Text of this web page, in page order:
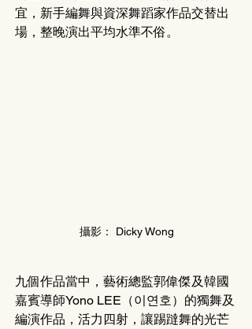
宜，新手編舞與資深舞蹈家作品交替出
場，整晚演出平均水準不俗。
攝影： Dicky Wong
九個作品當中，藝術總監郭偉傑及韓國
嘉賓導師Yono LEE（이연호）的獨舞及
編演作品，活力四射，讓踢躂舞的光芒